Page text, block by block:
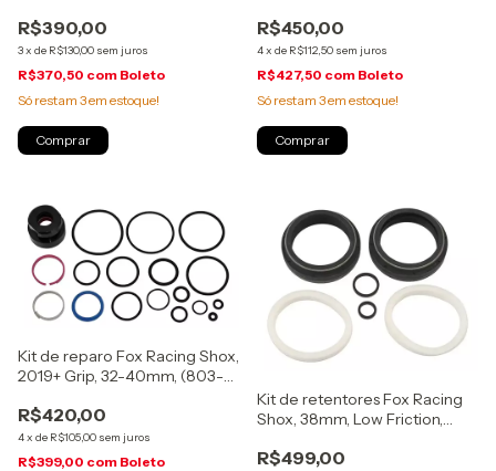
R$390,00
3x de R$130,00 sem juros
R$370,50 com Boleto
Só restam 3em estoque!
R$450,00
4x de R$112,50 sem juros
R$427,50 com Boleto
Só restam 3em estoque!
Kit de reparo Fox Racing Shox,
2019+ Grip, 32-40mm, (803-
R$420,00
4x de R$105,00 sem juros
R$399,00 com Boleto
Kit de retentores Fox Racing
Shox, 38mm, Low Friction,
R$499,00